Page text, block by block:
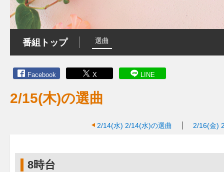
番組トップ 選曲
Facebook X LINE
2/15(木)の選曲
2/14(水) 2/14(水)の選曲 2/16(金)
8時台